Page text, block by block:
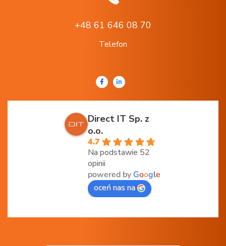
+48 61 646 08 70
Telefon
Direct IT Sp. z
o.o.
4.7
Na podstawie 52
opinii
powered by Google
oceń nas na